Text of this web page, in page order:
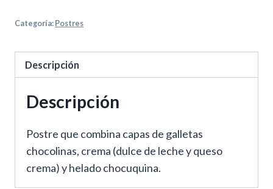
Categoría: Postres
Descripción
Descripción
Postre que combina capas de galletas
chocolinas, crema (dulce de leche y queso
crema) y helado chocuquina.